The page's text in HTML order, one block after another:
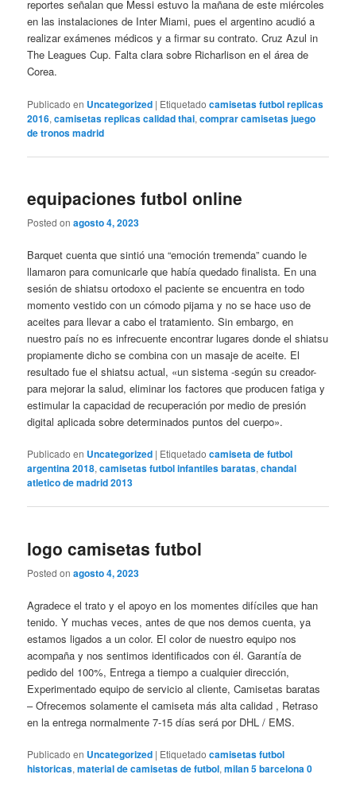
reportes señalan que Messi estuvo la mañana de este miércoles
en las instalaciones de Inter Miami, pues el argentino acudió a
realizar exámenes médicos y a firmar su contrato. Cruz Azul in
The Leagues Cup. Falta clara sobre Richarlison en el área de
Corea.
Publicado en Uncategorized | Etiquetado camisetas futbol replicas
2016,camisetas replicas calidad thai,comprar camisetas juego
de tronos madrid
equipaciones futbol online
Posted onagosto 4, 2023
Barquet cuenta que sintió una “emoción tremenda” cuando le
llamaron para comunicarle que había quedado finalista. En una
sesión de shiatsu ortodoxo el paciente se encuentra en todo
momento vestido con un cómodo pijama y no se hace uso de
aceites para llevar a cabo el tratamiento. Sin embargo, en
nuestro país no es infrecuente encontrar lugares donde el shiatsu
propiamente dicho se combina con un masaje de aceite. El
resultado fue el shiatsu actual, «un sistema -según su creador-
para mejorar la salud, eliminar los factores que producen fatiga y
estimular la capacidad de recuperación por medio de presión
digital aplicada sobre determinados puntos del cuerpo».
Publicado en Uncategorized | Etiquetado camiseta de futbol
argentina 2018,camisetas futbol infantiles baratas,chandal
atletico de madrid 2013
logo camisetas futbol
Posted onagosto 4, 2023
Agradece el trato y el apoyo en los momentes difíciles que han
tenido. Y muchas veces, antes de que nos demos cuenta, ya
estamos ligados a un color. El color de nuestro equipo nos
acompaña y nos sentimos identificados con él. Garantía de
pedido del 100%, Entrega a tiempo a cualquier dirección,
Experimentado equipo de servicio al cliente, Camisetas baratas
– Ofrecemos solamente el camiseta más alta calidad , Retraso
en la entrega normalmente 7-15 días será por DHL / EMS.
Publicado en Uncategorized | Etiquetado camisetas futbol
historicas,material de camisetas de futbol,milan 5 barcelona 0